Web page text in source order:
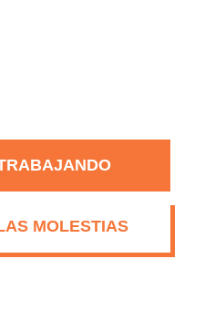
MOLESTIAS